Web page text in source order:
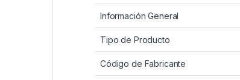
Información General
Tipo de Producto
Código de Fabricante